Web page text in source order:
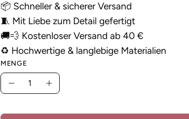
📦 Schneller & sicherer Versand
🧵 Mit Liebe zum Detail gefertigt
🚚💨 Kostenloser Versand ab 40 €
♻️ Hochwertige & langlebige Materialien
MENGE
Menge
Menge
Menge